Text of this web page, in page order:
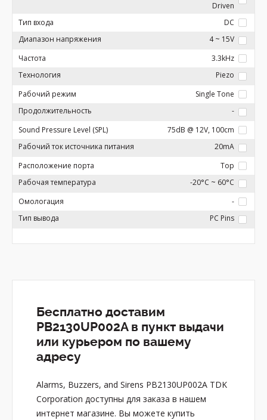
Driven
Тип входа
DC
Диапазон напряжения
4 ~ 15V
Частота
3.3kHz
Технология
Piezo
Рабочий режим
Single Tone
Продолжительность
-
Sound Pressure Level (SPL)
75dB @ 12V, 100cm
Рабочий ток источника питания
20mA
Расположение порта
Top
Рабочая температура
-20°C ~ 60°C
Омологация
-
Тип вывода
PC Pins
Бесплатно доставим
PB2130UP002A в пункт выдачи
или курьером по вашему
адресу
Alarms, Buzzers, and Sirens PB2130UP002A TDK
Corporation доступны для заказа в нашем
интернет магазине. Вы можете купить